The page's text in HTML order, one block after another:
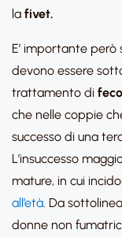
la fivet.
E’ importante
devono essere
trattamento di
che nelle coppie
successo di una
L’insuccesso
mature, in cui
all’età. Da
donne non